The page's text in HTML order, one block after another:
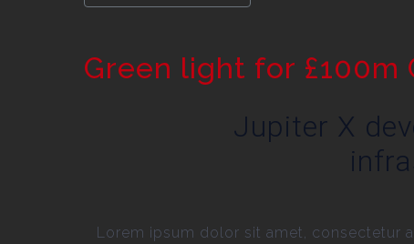
Green light for
Jupiter X
Lorem ipsum dolor sit amet, consectetur